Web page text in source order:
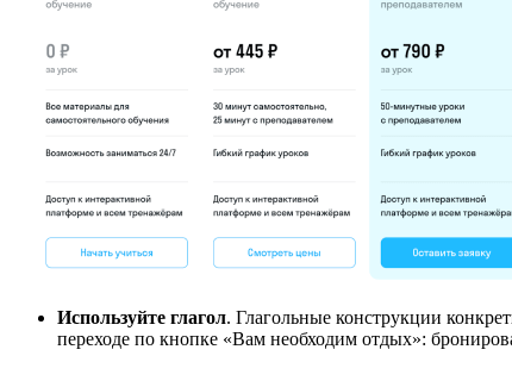
Используйте глагол. Глагольные конструкции
переходе по кнопке «Вам необходим отдых»: